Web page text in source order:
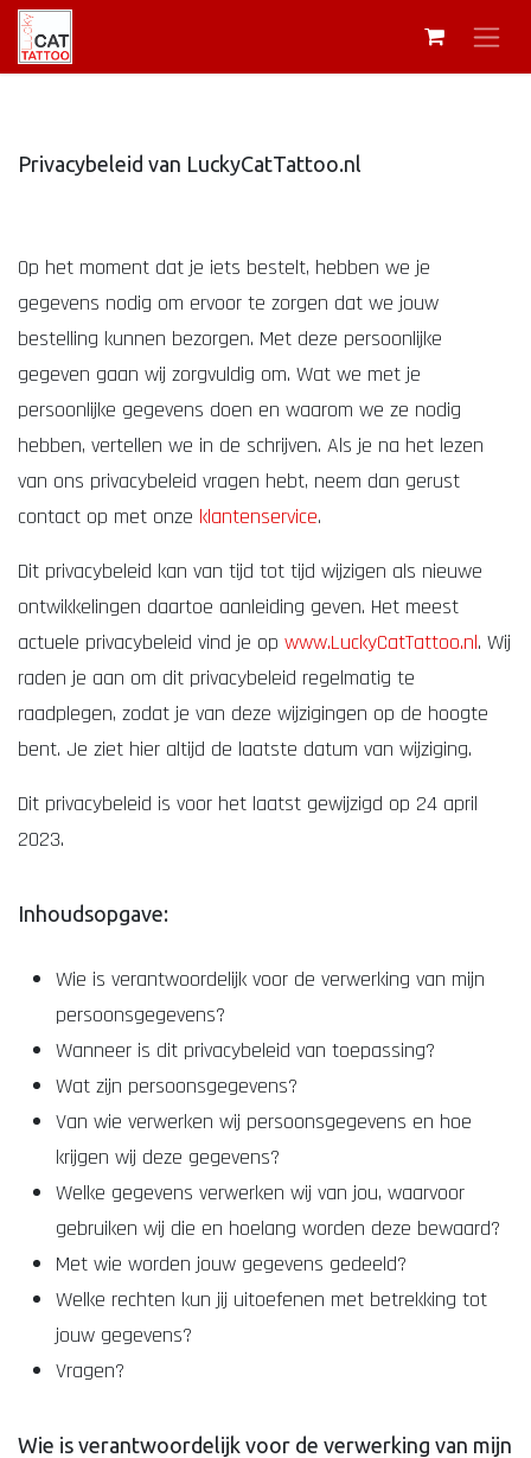
Privacybeleid van LuckyCatTattoo.nl
Op het moment dat je iets bestelt, hebben we je
gegevens nodig om ervoor te zorgen dat we jouw
bestelling kunnen bezorgen. Met deze persoonlijke
gegeven gaan wij zorgvuldig om. Wat we met je
persoonlijke gegevens doen en waarom we ze nodig
hebben, vertellen we in de schrijven. Als je na het lezen
van ons privacybeleid vragen hebt, neem dan gerust
contact op met onze klantenservice.
Dit privacybeleid kan van tijd tot tijd wijzigen als nieuwe
ontwikkelingen daartoe aanleiding geven. Het meest
actuele privacybeleid vind je op www.LuckyCatTattoo.nl. Wij
raden je aan om dit privacybeleid regelmatig te
raadplegen, zodat je van deze wijzigingen op de hoogte
bent. Je ziet hier altijd de laatste datum van wijziging.
Dit privacybeleid is voor het laatst gewijzigd op 24 april
2023.
Inhoudsopgave:
Wie is verantwoordelijk voor de verwerking van mijn
persoonsgegevens?
Wanneer is dit privacybeleid van toepassing?
Wat zijn persoonsgegevens?
Van wie verwerken wij persoonsgegevens en hoe
krijgen wij deze gegevens?
Welke gegevens verwerken wij van jou, waarvoor
gebruiken wij die en hoelang worden deze bewaard?
Met wie worden jouw gegevens gedeeld?
Welke rechten kun jij uitoefenen met betrekking tot
jouw gegevens?
Vragen?
Wie is verantwoordelijk voor de verwerking van mijn